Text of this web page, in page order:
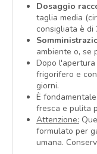
Dosaggio
taglia media
consigliata è di
ambiente o, se
Dopo
frigorifero e
giorni.
È
fresca e pulita
Attenzione:
formulato per
umana.